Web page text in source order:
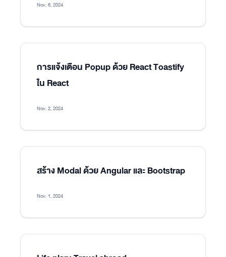
Nov. 6, 2024
การแจ้งเตือน Popup ด้วย React Toastify
ใน React
Nov. 2, 2024
สร้าง Modal ด้วย Angular และ Bootstrap
Nov. 1, 2024